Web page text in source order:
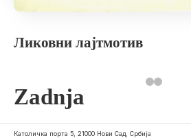
Ликовни лајтмотив
Zadnja
Католичка порта 5, 21000 Нови Сад, Србија